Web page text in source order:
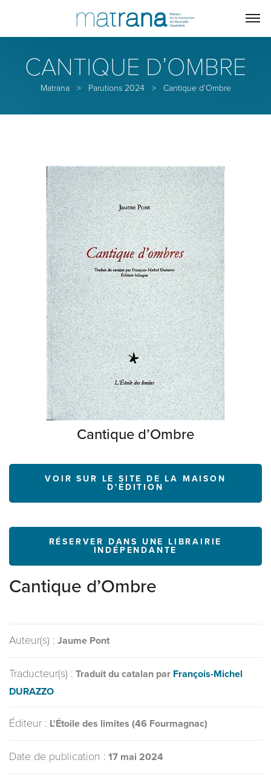
CANTIQUE D’OMBRE
Matrana> Parutions 2024 > Cantique d’Ombre
Cantique d’Ombre
VOIR SUR LE SITE DE LA MAISON
D'ÉDITION
RÉSERVER DANS UNE LIBRAIRIE
INDÉPENDANTE
Cantique d’Ombre
Auteur(s) : Jaume Pont
Traducteur(s) : Traduit du catalan par François-Michel
DURAZZO
Éditeur : L'Étoile des limites (46 Fourmagnac)
Date de publication : 17 mai 2024